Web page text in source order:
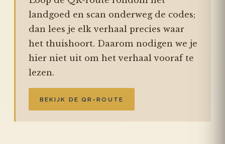
landgoed en scan onderweg de codes;
dan lees je elk verhaal precies waar
het thuishoort. Daarom nodigen we je
hier niet uit om het verhaal vooraf te
lezen.
BEKIJK DE QR-ROUTE